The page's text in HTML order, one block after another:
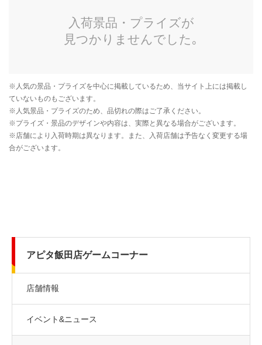
アピタ飯田店ゲームコーナー
店舗情報
イベント&ニュース